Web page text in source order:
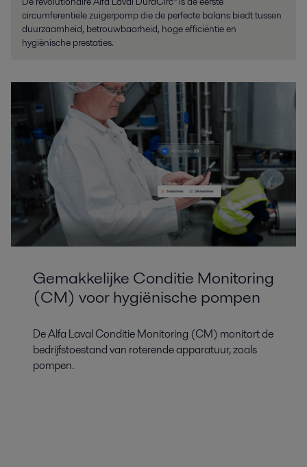
circumferentiële zuigerpomp die de perfecte balans biedt tussen
duurzaamheid, betrouwbaarheid, hoge efficiëntie en
hygiënische prestaties.
Gemakkelijke Conditie Monitoring
(CM) voor hygiënische pompen
De Alfa Laval Conditie Monitoring (CM) monitort de
bedrijfstoestand van roterende apparatuur, zoals
pompen.